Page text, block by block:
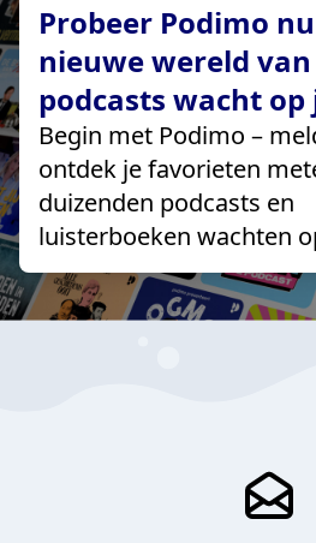
Probeer Podimo
nieuwe wereld van
podcasts wacht op
Begin met Podimo –
ontdek je favorieten
duizenden podcasts en
luisterboeken wachten